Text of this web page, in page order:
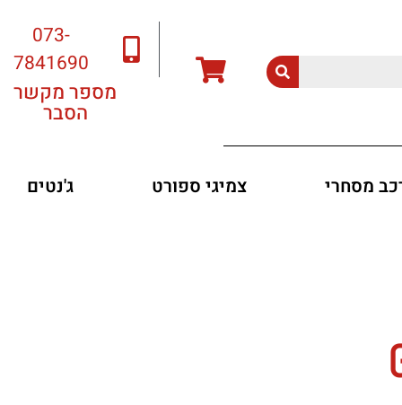
073-
7841690
מספר מקשר
הסבר
מסחרי צמיגי ספורט ג'נטים